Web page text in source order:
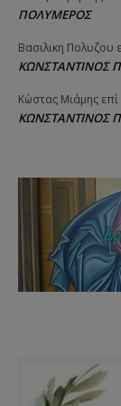
ΠΟΛΥΜΕΡΟΣ
Βασιλικη Πολυζου
ΚΩΝΣΤΑΝΤΙΝΟΣ
Κώστας Μιάμης επί
ΚΩΝΣΤΑΝΤΙΝΟΣ